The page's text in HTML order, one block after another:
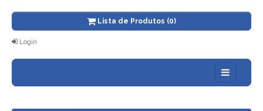
Lista de Produtos (0)
Login